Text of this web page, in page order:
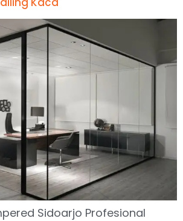
Sidoarjo Profesional